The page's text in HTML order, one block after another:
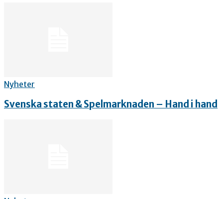
Nyheter
Svenska staten & Spelmarknaden – Hand i hand